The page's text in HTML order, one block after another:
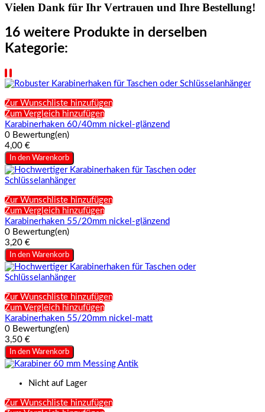
Vielen Dank für Ihr Vertrauen und Ihre Bestellung!
16 weitere Produkte in derselben
Kategorie:
Zur Wunschliste hinzufügen
Zum Vergleich hinzufügen
Karabinerhaken 60/40mm nickel-glänzend
0 Bewertung(en)
4,00 €
In den Warenkorb
Zur Wunschliste hinzufügen
Zum Vergleich hinzufügen
Karabinerhaken 55/20mm nickel-glänzend
0 Bewertung(en)
3,20 €
In den Warenkorb
Zur Wunschliste hinzufügen
Zum Vergleich hinzufügen
Karabinerhaken 55/20mm nickel-matt
0 Bewertung(en)
3,50 €
In den Warenkorb
Nicht auf Lager
Zur Wunschliste hinzufügen